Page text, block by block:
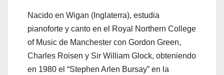
Nacido en Wigan (Inglaterra), estudia
pianoforte y canto en el Royal Northern College
of Music de Manchester con Gordon Green,
Charles Roisen y Sir William Glock, obteniendo
en 1980 el “Stephen Arlen Bursay” en la